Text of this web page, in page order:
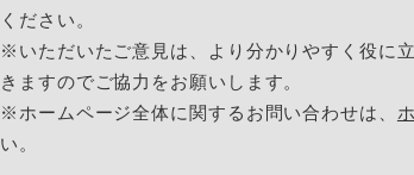
ください。
※いただいたご意見は、より分かりやすく役に
きますのでご協力をお願いします。
※ホームページ全体に関するお問い合わせは、
い。